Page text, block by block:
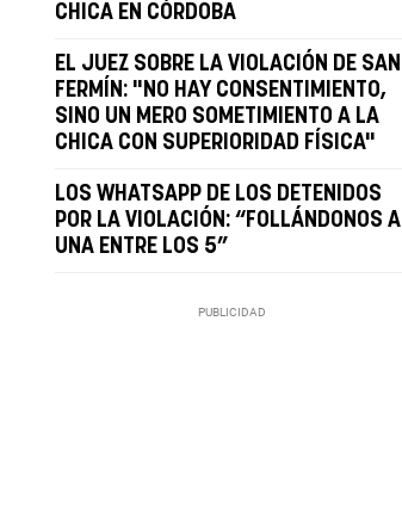
CHICA EN CÓRDOBA
EL JUEZ SOBRE LA VIOLACIÓN DE SAN
FERMÍN: "NO HAY CONSENTIMIENTO,
SINO UN MERO SOMETIMIENTO A LA
CHICA CON SUPERIORIDAD FÍSICA"
LOS WHATSAPP DE LOS DETENIDOS
POR LA VIOLACIÓN: “FOLLÁNDONOS A
UNA ENTRE LOS 5”